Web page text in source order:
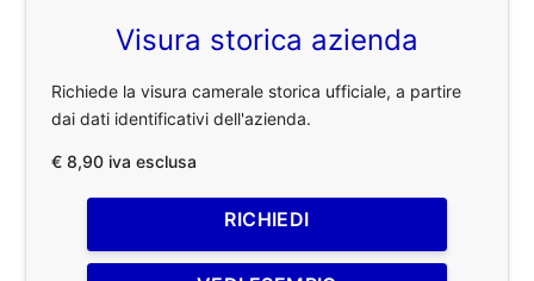
Visura storica azienda
Richiede la visura camerale storica ufficiale, a partire
dai dati identificativi dell'azienda.
€ 8,90 iva esclusa
RICHIEDI